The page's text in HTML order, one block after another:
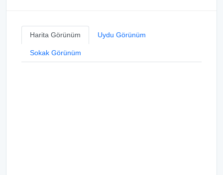
Harita Görünüm Uydu Görünüm
Sokak Görünüm